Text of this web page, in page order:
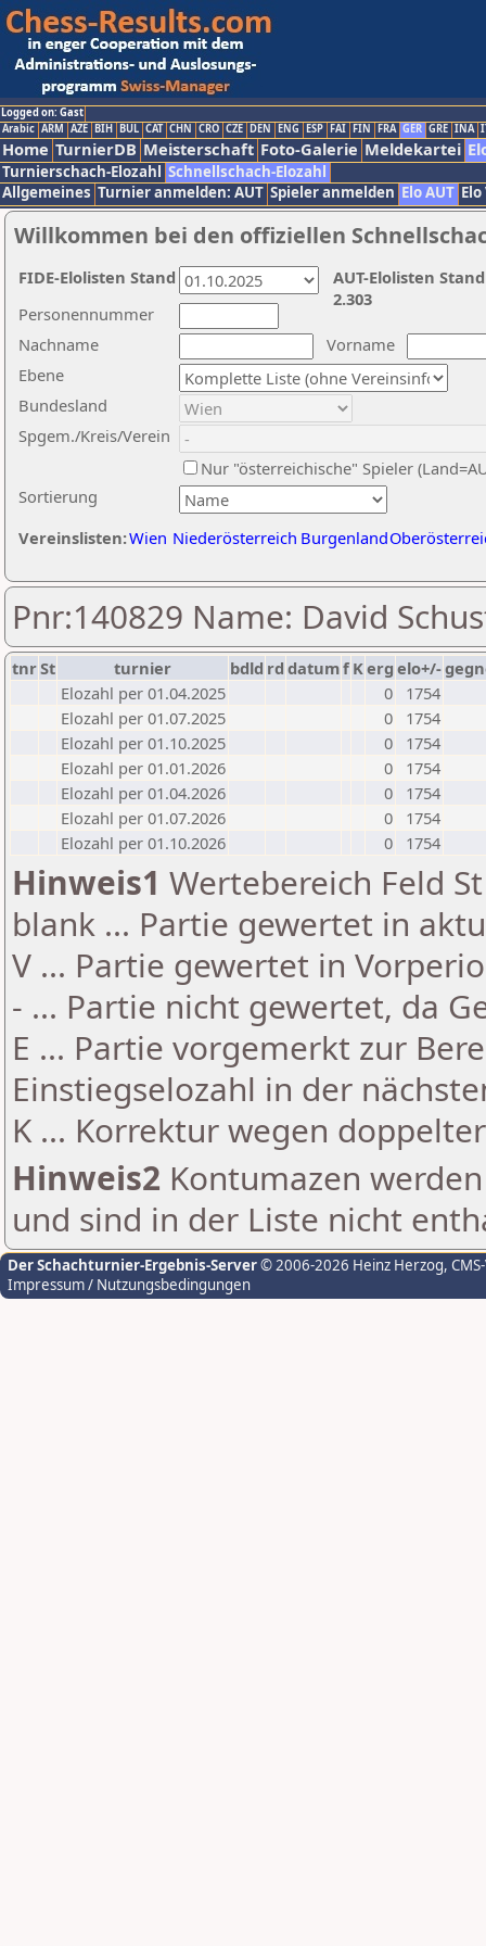
Logged on: Gast
Arabic ARM AZE BIH BUL CAT CHN CRO CZE DEN ENG ESP FAI FIN FRA GER GRE INA
Home TurnierDB Meisterschaft Foto-Galerie Meldekartei
Turnierschach-Elozahl Schnellschach-Elozahl
Allgemeines Turnier anmelden: AUT Spieler anmelden Elo AUT
Willkommen bei den offiziellen
Nachname
Vorname
Ebene
Sortierung
Personennummer
Bundesland
Spgem./Kreis/Verein
Nur "österreichische" Spieler
Vereinslisten:Wien Niederösterreich Burgenland
AUT-Elolisten
2.303
FIDE-Elolisten Stand
Pnr:140829 Name: David
tnrSt turnier bdld rd datumf Kerg elo+/-
Elozahl per 01.04.2025
0
1754
Elozahl per 01.07.2025
0
1754
Elozahl per 01.10.2025
0
1754
Elozahl per 01.01.2026
0
1754
Elozahl per 01.04.2026
0
1754
Elozahl per 01.07.2026
0
1754
Elozahl per 01.10.2026
0 1754
Hinweis1 Wertebereich Feld
blank ... Partie gewertet in
V ... Partie gewertet in
- ... Partie nicht gewertet, da
E ... Partie vorgemerkt zur
Einstiegselozahl in der
K ... Korrektur wegen
Hinweis2 Kontumazen
und sind in der Liste nicht
Der Schachturnier-Ergebnis-Server© 2006-2026 Heinz Herzog,
Impressum / Nutzungsbedingungen